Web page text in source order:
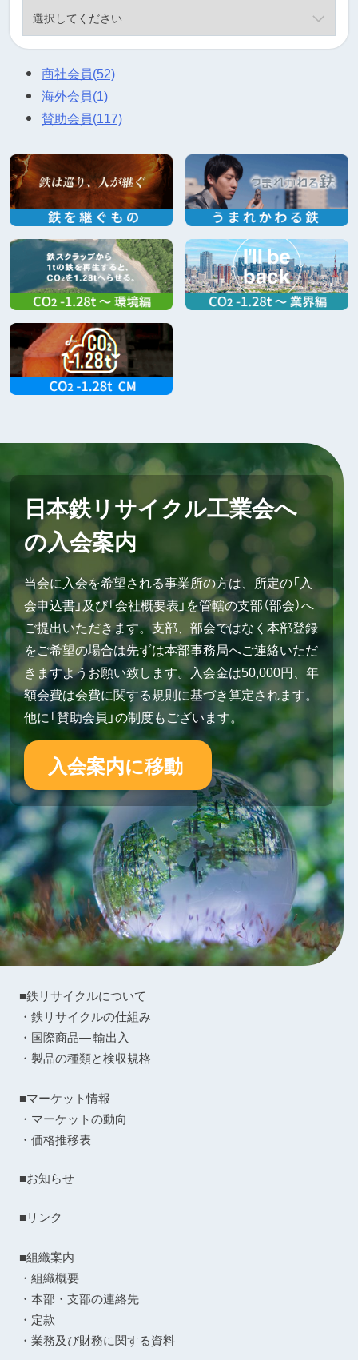
商社会員(52)
海外会員(1)
賛助会員(117)
日本鉄リサイクル工業会へ
の入会案内
当会に入会を希望される事業所の方は、所定の「入
会申込書」及び「会社概要表」を管轄の支部（部会）へ
ご提出いただきます。支部、部会ではなく本部登録
をご希望の場合は先ずは本部事務局へご連絡いただ
きますようお願い致します。入会金は50,000円、年
額会費は会費に関する規則に基づき算定されます。
他に「賛助会員」の制度もございます。
入会案内に移動
■鉄リサイクルについて
・鉄リサイクルの仕組み
・国際商品― 輸出入
・製品の種類と検収規格
■マーケット情報
・マーケットの動向
・価格推移表
■お知らせ
■リンク
■組織案内
・組織概要
・本部・支部の連絡先
・定款
・業務及び財務に関する資料